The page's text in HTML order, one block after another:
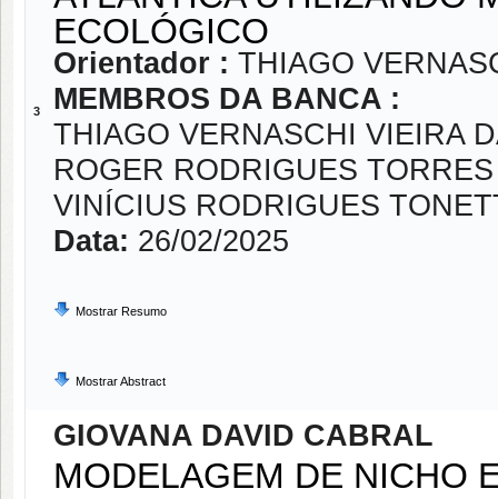
3
ECOLÓGICO
Orientador : THIAGO
MEMBROS DA BANCA :
THIAGO VERNASCHI VIEIRA
ROGER RODRIGUES TORRES
VINÍCIUS RODRIGUES
Data: 26/02/2025
Mostrar Resumo
Mostrar Abstract
GIOVANA DAVID CABRAL
MODELAGEM DE NICHO